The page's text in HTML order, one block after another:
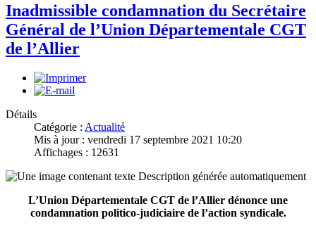
Inadmissible condamnation du Secrétaire
Général de l’Union Départementale CGT
de l’Allier
Détails
Catégorie : Actualité
Mis à jour : vendredi 17 septembre 2021 10:20
Affichages : 12631
L’Union Départementale CGT de l’Allier dénonce une
condamnation politico-judiciaire de l’action syndicale.